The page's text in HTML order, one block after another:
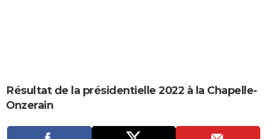
CARTE DE VOEUX
Carte de Noël
Carte Bonne année
Carte Saint-Valentin
Carte Pâques
Carte d'anniversaire
DICTIONNAIRE
Dictionnaire
Biographies
Expressions
Proverbes
PROGRAMME TV
Résultat de la présidentielle 2022 à la Chapelle-
Onzerain